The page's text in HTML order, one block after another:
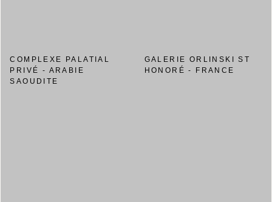
COMPLEXE PALATIAL
PRIVÉ - ARABIE
SAOUDITE
GALERIE ORLINSKI ST
HONORÉ - FRANCE